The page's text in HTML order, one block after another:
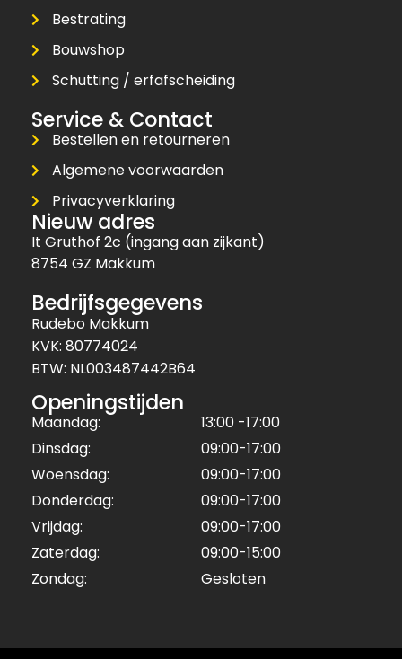
Bestrating
Bouwshop
Schutting / erfafscheiding
Service & Contact
Bestellen en retourneren
Algemene voorwaarden
Privacyverklaring
Nieuw adres
It Gruthof 2c (ingang aan zijkant)
8754 GZ Makkum
Bedrijfsgegevens
Rudebo Makkum
KVK: 80774024
BTW: NL003487442B64
Openingstijden
Maandag:
13:00 -17:00
Dinsdag:
09:00-17:00
Woensdag:
09:00-17:00
Donderdag:
09:00-17:00
Vrijdag:
09:00-17:00
Zaterdag:
09:00-15:00
Zondag:
Gesloten